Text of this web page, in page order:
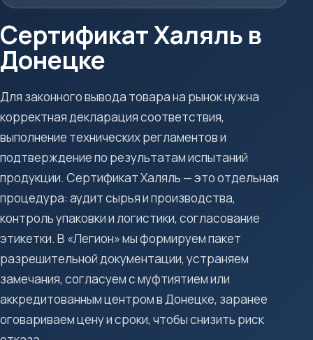
Сертификат Халяль в
Донецке
Для законного вывода товара на рынок нужна
корректная декларация соответствия,
выполнение технических регламентов и
подтверждение по результатам испытаний
продукции. Сертификат Халяль — это отдельная
процедура: аудит сырья и производства,
контроль упаковки и логистики, согласование
этикетки. В «Легион» мы формируем пакет
разрешительной документации, устраняем
замечания, согласуем с муфтиятием или
аккредитованным центром в Донецке, заранее
оговариваем цену и сроки, чтобы снизить риск